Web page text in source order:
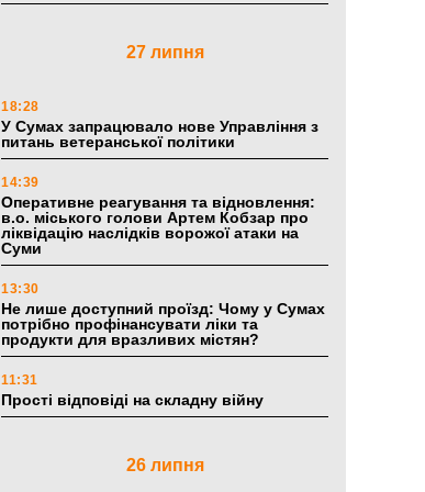
27 липня
18:28
У Сумах запрацювало нове Управління з
питань ветеранської політики
14:39
Оперативне реагування та відновлення:
в.о. міського голови Артем Кобзар про
ліквідацію наслідків ворожої атаки на
Суми
13:30
Не лише доступний проїзд: Чому у Сумах
потрібно профінансувати ліки та
продукти для вразливих містян?
11:31
Прості відповіді на складну війну
26 липня